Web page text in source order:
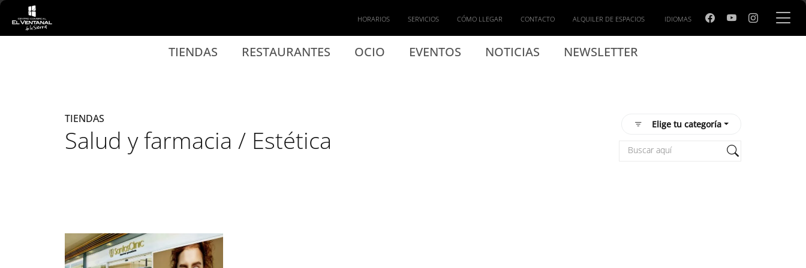
Ir al contenido principal
TIENDAS RESTAURANTES OCIO EVENTOS NOTICIAS NEWSLETTER
HORARIOS SERVICIOS CÓMO LLEGAR CONTACTO ALQUILER DE ESPACIOS IDIOMAS
TIENDAS
Salud y farmacia / Estética
Elige tu categoría
Listado de locales